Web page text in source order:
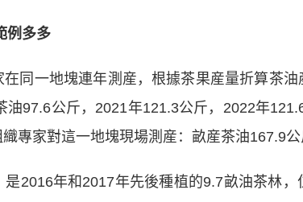
例多多
一地塊連年測産，根據茶果産量折算茶油
97.6公斤，2021年121.3公斤，2022年
專家對這一地塊現場測産：畝産茶油167.9公
年和2017年先後種植的9.7畝油茶林，